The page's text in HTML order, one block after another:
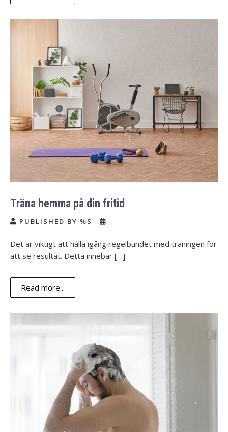
Träna hemma på din fritid
PUBLISHED BY %S
Det är viktigt att hålla igång regelbundet med träningen för
att se resultat. Detta innebär […]
Read more...